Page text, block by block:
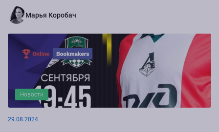
Марья Коробач
Новости
29.08.2024